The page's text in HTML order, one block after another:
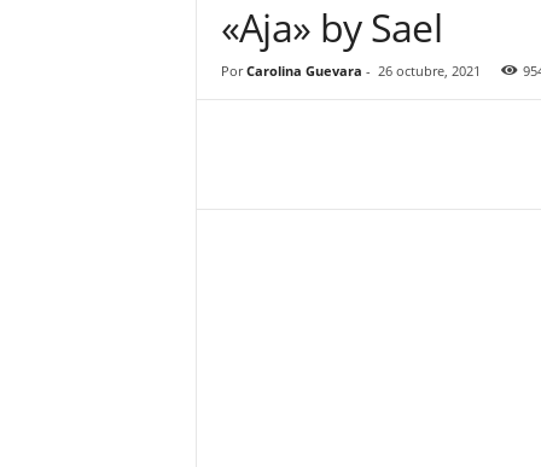
N
«Aja» by Sael
Por Carolina Guevara - 26 octubre, 2021